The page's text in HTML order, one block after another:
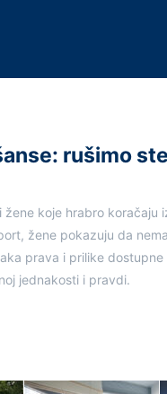
rušimo
koje hrabro
žene pokazuju da
prava i prilike
jednakosti i pravdi.